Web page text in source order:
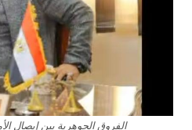
الفروق الجوهرية بين إيصال